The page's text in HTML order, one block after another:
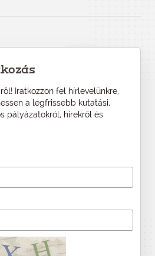
Iratkozzon fel hírlevelünkre,
a legfrissebb kutatási,
pályázatokról, hírekről és